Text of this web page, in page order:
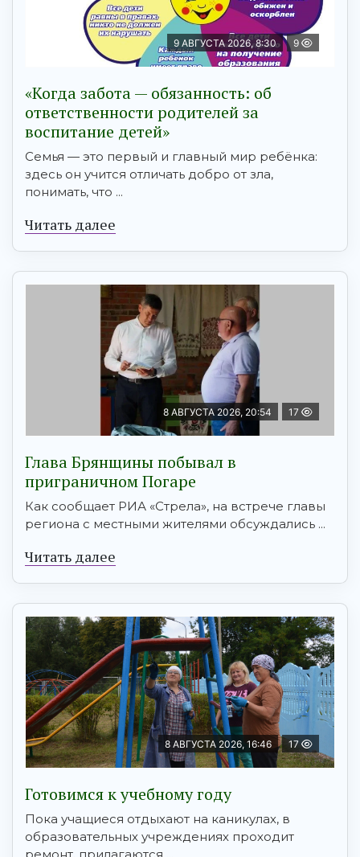
9 АВГУСТА 2026, 8:30 9
«Когда забота — обязанность: об
ответственности родителей за
воспитание детей»
Семья — это первый и главный мир ребёнка:
здесь он учится отличать добро от зла,
понимать, что ...
Читать далее
8 АВГУСТА 2026, 20:54 17
Глава Брянщины побывал в
приграничном Погаре
Как сообщает РИА «Стрела», на встрече главы
региона с местными жителями обсуждались ...
Читать далее
8 АВГУСТА 2026, 16:46 17
Готовимся к учебному году
Пока учащиеся отдыхают на каникулах, в
образовательных учреждениях проходит